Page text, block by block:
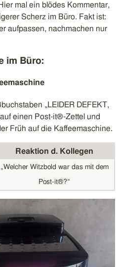
mal ein blödes Kommentar,
Scherz im Büro. Fakt ist:
aufpassen, nachmachen nur
im Büro:
„LEIDER DEFEKT,
einen Post-it®-Zettel und
Früh auf die Kaffeemaschine.
Reaktion d. Kollegen
„Welcher Witzbold war das mit dem
Post-it®?“